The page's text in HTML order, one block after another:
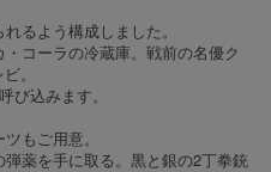
るよう構成しました。
コーラの冷蔵庫。戦前の名優ク
。
び込みます。
もご用意。
薬を手に取る。黒と銀の2丁拳銃